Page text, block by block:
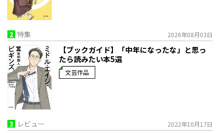
2 特集 2026年08月03日
【ブックガイド】「中年になったな」と思っ
たら読みたい本5選
文芸作品
3 レビュー 2022年10月17日